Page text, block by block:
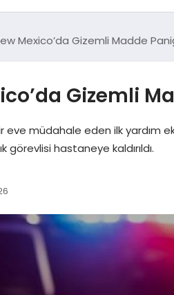
Mexico’da Gizemli Madde
Gizemli
eve müdahale eden ilk yardım
görevlisi hastaneye kaldırıldı.